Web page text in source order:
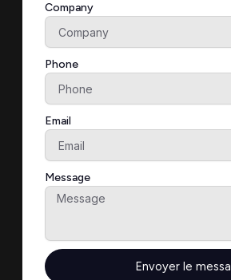
Company
Phone
Email
Message
Envoyer le